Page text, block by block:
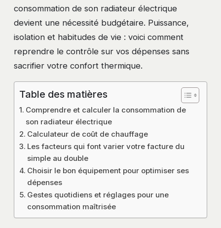
consommation de son radiateur électrique
devient une nécessité budgétaire. Puissance,
isolation et habitudes de vie : voici comment
reprendre le contrôle sur vos dépenses sans
sacrifier votre confort thermique.
Table des matières
Comprendre et calculer la consommation de
son radiateur électrique
Calculateur de coût de chauffage
Les facteurs qui font varier votre facture du
simple au double
Choisir le bon équipement pour optimiser ses
dépenses
Gestes quotidiens et réglages pour une
consommation maîtrisée